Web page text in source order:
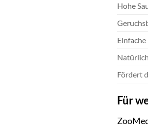
Hohe
Fördert
Für